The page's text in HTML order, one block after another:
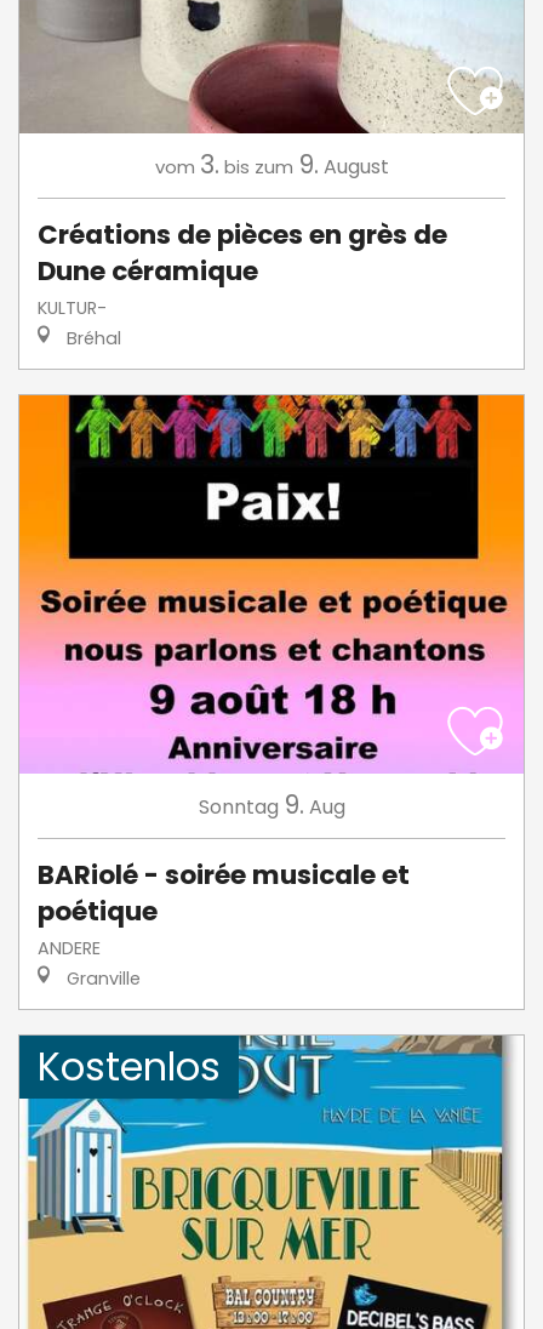
vom 3. bis zum 9. August
Créations de pièces en grès de
Dune céramique
KULTUR-
Bréhal
Sonntag 9. Aug
BARiolé - soirée musicale et
poétique
ANDERE
Granville
Kostenlos